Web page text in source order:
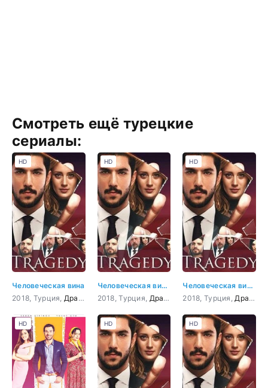
Смотреть ещё турецкие
сериалы:
Человеческая вина
2018, Турция, Драма Криминал
HD
Человеческая вина 3 серия
2018, Турция, Драма Криминал
HD
Человеческая вина 7 серия
2018, Турция, Драма
HD
HD HD HD